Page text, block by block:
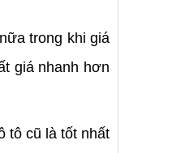
trong khi giá
giá nhanh hơn
tô cũ là tốt nhất